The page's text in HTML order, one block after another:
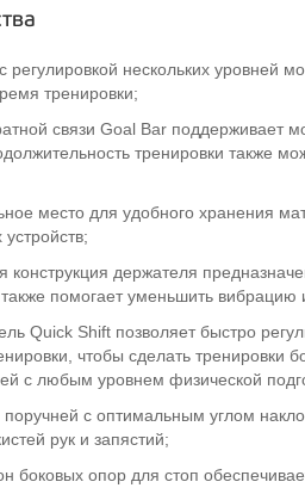
регулировкой нескольких уровней
тренировки;
связи Goal Bar поддерживает
тренировки также
место для удобного хранения
конструкция держателя
помогает уменьшить
Quick Shift позволяет быстро
чтобы сделать тренировки
с любым уровнем физической
поручней с оптимальным углом
рук и запястий;
боковых опор для стоп